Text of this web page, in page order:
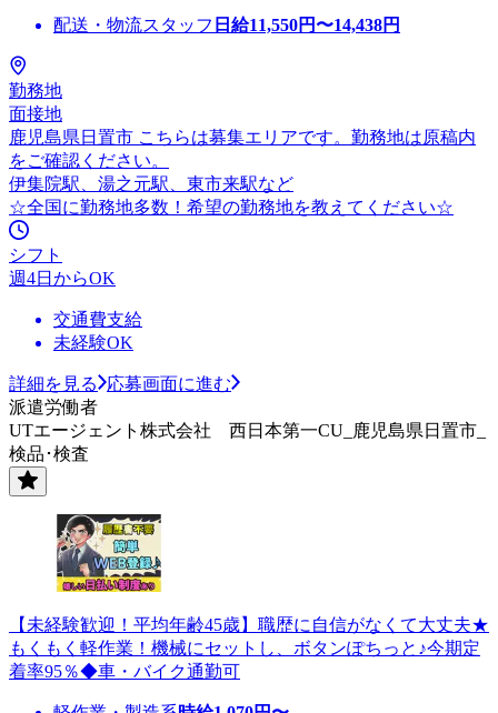
配送・物流スタッフ 日給11,550円〜14,438円
勤務地
面接地
鹿児島県日置市 こちらは募集エリアです。勤務地は原稿内
をご確認ください。
伊集院駅、湯之元駅、東市来駅など
☆全国に勤務地多数！希望の勤務地を教えてください☆
シフト
週4日からOK
交通費支給
未経験OK
詳細を見る
応募画面に進む
派遣労働者
UTエージェント株式会社 西日本第一CU_鹿児島県日置市_
検品･検査
【未経験歓迎！平均年齢45歳】職歴に自信がなくて大丈夫★
もくもく軽作業！機械にセットし、ボタンぽちっと♪今期定
着率95％◆車・バイク通勤可